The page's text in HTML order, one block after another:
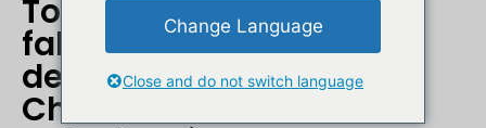
Top 10 des meilleurs
fabricants d'emballages
de pots cosmétiques en
Chine : Fournisseurs de
Change Language
Close and do not switch language